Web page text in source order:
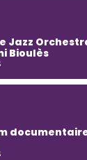
Jazz
Bioulès